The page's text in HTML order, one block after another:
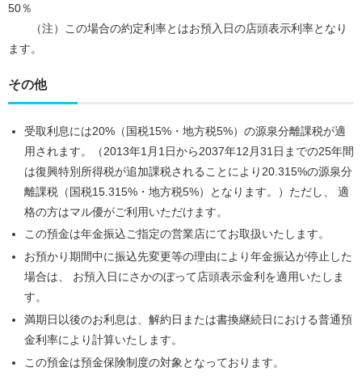
50％
（注）この場合の約定利率とはお預入日の店頭表示利率となり
ます。
その他
受取利息には20%（国税15%・地方税5%）の源泉分離課税が適
用されます。（2013年1月1日から2037年12月31日までの25年間
は復興特別所得税が追加課税されることにより20.315%の源泉分
離課税（国税15.315%・地方税5%）となります。）ただし、 適
格の方はマル優がご利用いただけます。
この預金は年金振込ご指定の営業店にてお取扱いたします。
お預かり期間中に振込先変更等の理由により年金振込が停止した
場合は、 お預入日にさかのぼって店頭表示金利を適用いたしま
す。
満期日以後のお利息は、解約日または書換継続日における普通預
金利率により計算いたします。
この預金は預金保険制度の対象となっております。